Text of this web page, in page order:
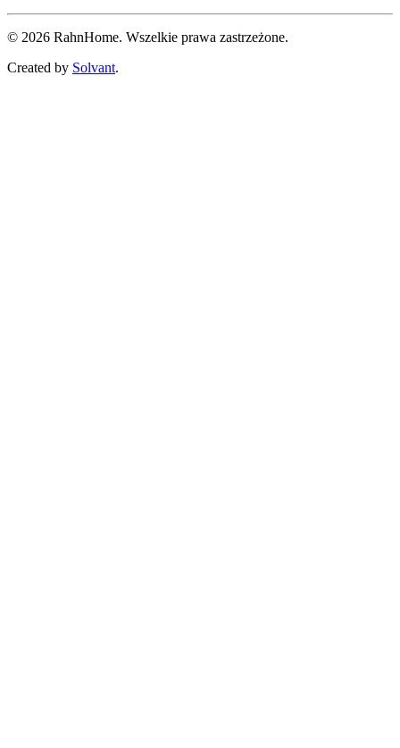
© 2026 RahnHome. Wszelkie prawa zastrzeżone.
Created by Solvant.